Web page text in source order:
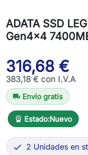
ADATA SSD
Gen4x4
316,68 €
383,18 € con I.V.A
local_shipping Envío gratis
workspace_premium Estado:Nuevo
 2 Unidades en